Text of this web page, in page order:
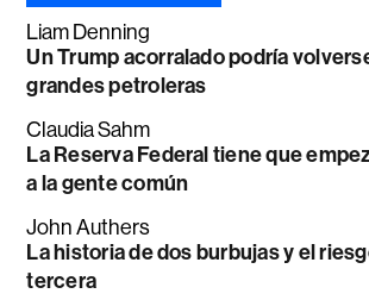
Liam Denning
Un Trump acorralado podría
grandes petroleras
Claudia Sahm
La Reserva Federal tiene que
a la gente común
John Authers
La historia de dos burbujas y el
tercera